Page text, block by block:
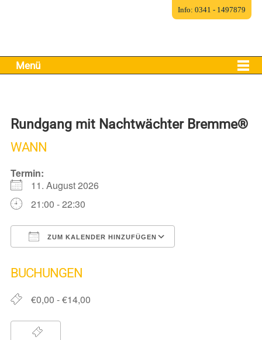
Menü
Rundgang mit Nachtwächter Bremme®
WANN
Termin:
11. August 2026
21:00 - 22:30
ZUM KALENDER HINZUFÜGEN
BUCHUNGEN
€0,00 - €14,00
Info: 0341 - 1497879